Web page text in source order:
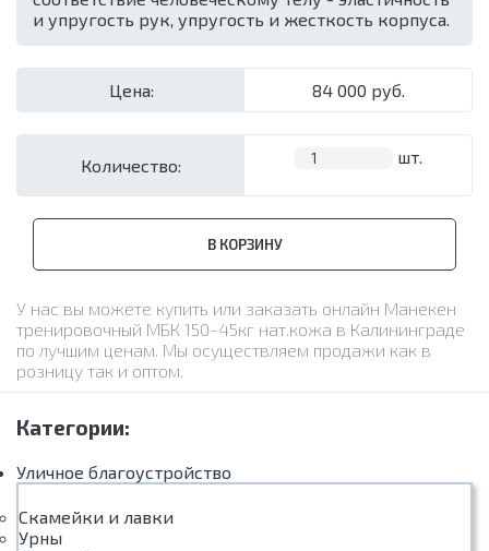
и упругость рук, упругость и жесткость корпуса.
Цена: 84 000 руб.
Количество: шт.
В КОРЗИНУ
У нас вы можете купить или заказать онлайн Манекен
тренировочный МБК 150-45кг нат.кожа в Калининграде
по лучшим ценам. Мы осуществляем продажи как в
розницу так и оптом.
Категории:
Уличное благоустройство
Скамейки и лавки
Урны